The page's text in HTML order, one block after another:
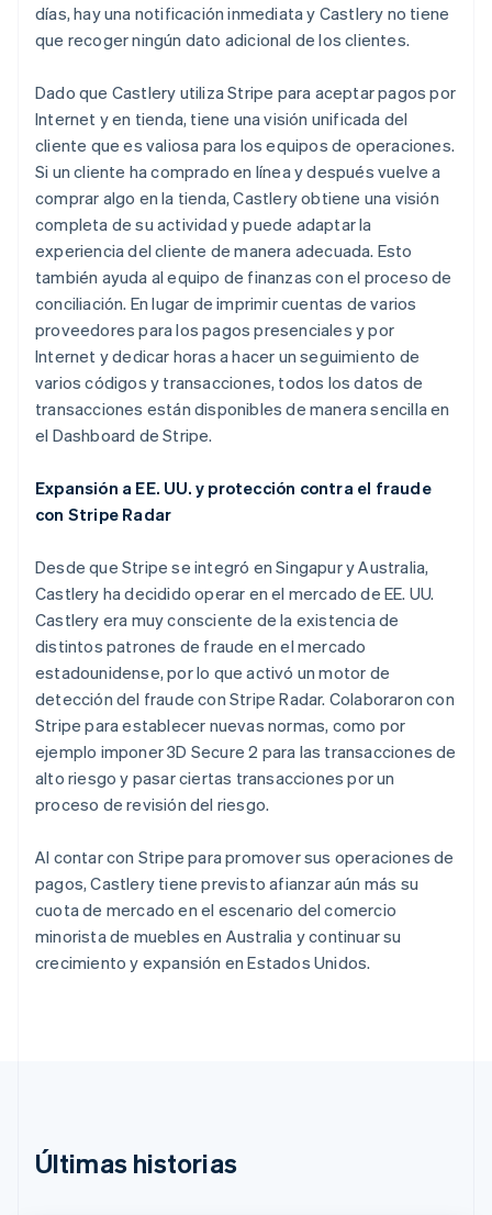
días, hay una notificación inmediata y Castlery no tiene
que recoger ningún dato adicional de los clientes.
Dado que Castlery utiliza Stripe para aceptar pagos por
Internet y en tienda, tiene una visión unificada del
cliente que es valiosa para los equipos de operaciones.
Si un cliente ha comprado en línea y después vuelve a
comprar algo en la tienda, Castlery obtiene una visión
completa de su actividad y puede adaptar la
experiencia del cliente de manera adecuada. Esto
también ayuda al equipo de finanzas con el proceso de
conciliación. En lugar de imprimir cuentas de varios
proveedores para los pagos presenciales y por
Internet y dedicar horas a hacer un seguimiento de
varios códigos y transacciones, todos los datos de
transacciones están disponibles de manera sencilla en
el Dashboard de Stripe.
Expansión a EE. UU. y protección contra el fraude
con Stripe Radar
Desde que Stripe se integró en Singapur y Australia,
Castlery ha decidido operar en el mercado de EE. UU.
Castlery era muy consciente de la existencia de
distintos patrones de fraude en el mercado
estadounidense, por lo que activó un motor de
detección del fraude con Stripe Radar. Colaboraron con
Stripe para establecer nuevas normas, como por
ejemplo imponer 3D Secure 2 para las transacciones de
alto riesgo y pasar ciertas transacciones por un
proceso de revisión del riesgo.
Al contar con Stripe para promover sus operaciones de
pagos, Castlery tiene previsto afianzar aún más su
cuota de mercado en el escenario del comercio
minorista de muebles en Australia y continuar su
crecimiento y expansión en Estados Unidos.
Últimas historias
Alemania
DeutschEnglish
Australia
English
Deutsch English
Bélgica
NederlandsFrançais
PortuguêsEnglish
Bulgaria
English
Canadá
EnglishFrançais
China continental
简体中文English
Chipre
English
Croacia
EnglishItaliano
Dinamarca
Emiratos Árabes Unidos
English
Eslovaquia
English
Eslovenia
EnglishItaliano
Francia